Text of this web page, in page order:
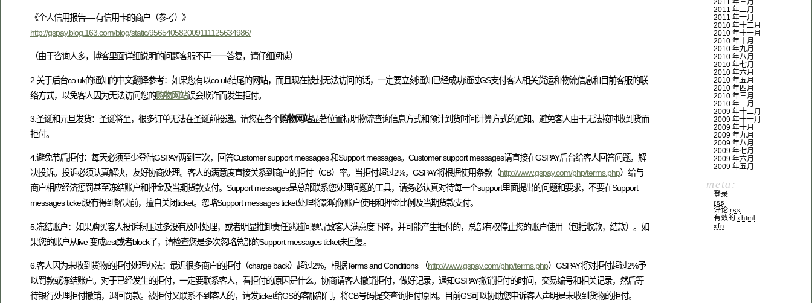
《个人信用报告—-有信用卡的商户（参考）》
http://gspay.blog.163.com/blog/static/956540582009111125634986/
（由于咨询人多，博客里面详细说明的问题客服不再一一答复，请仔细阅读）
2.关于后台co uk的通知的中文翻译参考：如果您有以co.uk结尾的网站，而且现在被封无法访问的话，一定要立刻通知已经成功通过GS支付客人相关货运和物流信息和目前客服的联
络方式，以免客人因为无法访问您的购物网站误会欺诈而发生拒付。
3.圣诞和元旦发货：圣诞将至，很多订单无法在圣诞前投递。请您在各个购物网站显著位置标明物流查询信息方式和预计到货时间计算方式的通知。避免客人由于无法按时收到货而
拒付。
4.避免节后拒付：每天必须至少登陆GSPAY两到三次，回答Customer support messages 和Support messages。Customer support messages请直接在GSPAY后台给客人回答问题，解
决投诉。投诉必须认真解决，友好协商处理。客人的满意度直接关系到商户的拒付（CB）率。当拒付超过2%，GSPAY将根据使用条款（http://www.gspay.com/php/terms.php）给与
商户相应经济惩罚甚至冻结账户和押金及当期货款支付。Support messages是总部联系您处理问题的工具，请务必认真对待每一个support里面提出的问题和要求，不要在Support
messages ticket没有得到解决前，擅自关闭ticket。忽略Support messages ticket处理将影响你账户使用和押金比例及当期货款支付。
5.冻结账户：如果购买客人投诉积压过多没有及时处理，或者明显推卸责任逃避问题导致客人满意度下降，并可能产生拒付的，总部有权停止您的账户使用（包括收款，结款）。如
果您的账户从live 变成test或者block了，请检查您是多次忽略总部的Support messages ticket未回复。
6.客人因为未收到货物的拒付处理办法：最近很多商户的拒付（charge back）超过2%，根据Terms and Conditions （http://www.gspay.com/php/terms.php）GSPAY将对拒付超过2%予
以罚款或冻结账户。对于已经发生的拒付，一定要联系客人，看拒付的原因是什么。协商请客人撤销拒付，做好记录，通知GSPAY撤销拒付的时间，交易编号和相关记录，然后等
待银行处理拒付撤销，退回罚款。被拒付又联系不到客人的，请发ticket给GS的客服部门，将CB号码提交查询拒付原因。目前GS可以协助您申诉客人声明是未收到货物的拒付。
2011 年三月
2011 年二月
2011 年一月
2010 年十二月
2010 年十一月
2010 年十月
2010 年九月
2010 年八月
2010 年七月
2010 年六月
2010 年五月
2010 年四月
2010 年三月
2010 年一月
2009 年十二月
2009 年十一月
2009 年十月
2009 年九月
2009 年八月
2009 年七月
2009 年六月
2009 年五月
meta:
登录
rss
评论 rss
有效的 xhtml
xfn